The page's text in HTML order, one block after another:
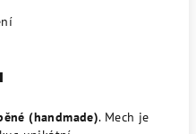
(handmade). Mech je